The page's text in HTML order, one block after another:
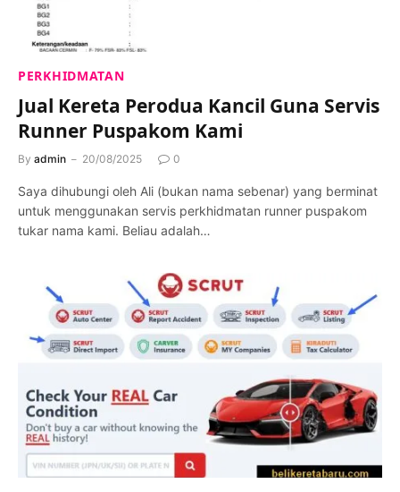
PERKHIDMATAN
Jual Kereta Perodua Kancil Guna Servis
Runner Puspakom Kami
By admin 20/08/2025 0
Saya dihubungi oleh Ali (bukan nama sebenar) yang berminat
untuk menggunakan servis perkhidmatan runner puspakom
tukar nama kami. Beliau adalah…